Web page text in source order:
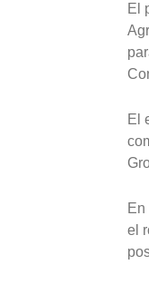
El
El
el